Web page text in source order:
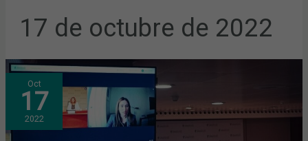
17 de octubre de 2022
Oct
17
2022
¿QUÉ
DEBEMOS
SABER
DE
LOS
POSBIÓTICOS?
PRIMERA